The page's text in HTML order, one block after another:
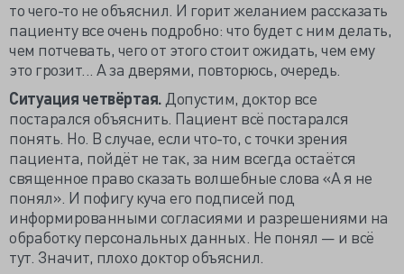
то чего-то не объяснил. И горит желанием рассказать
пациенту все очень подробно: что будет с ним делать,
чем потчевать, чего от этого стоит ожидать, чем ему
это грозит... А за дверями, повторюсь, очередь.
Ситуация четвёртая. Допустим, доктор все
постарался объяснить. Пациент всё постарался
понять. Но. В случае, если что-то, с точки зрения
пациента, пойдёт не так, за ним всегда остаётся
священное право сказать волшебные слова «А я не
понял». И пофигу куча его подписей под
информированными согласиями и разрешениями на
обработку персональных данных. Не понял — и всё
тут. Значит, плохо доктор объяснил.